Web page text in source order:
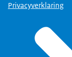
Privacyverklaring